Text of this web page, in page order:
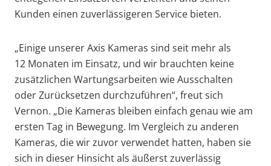
Kunden einen zuverlässigeren Service bieten.
„Einige unserer Axis Kameras sind seit mehr als
12 Monaten im Einsatz, und wir brauchten keine
zusätzlichen Wartungsarbeiten wie Ausschalten
oder Zurücksetzen durchzuführen“, freut sich
Vernon. „Die Kameras bleiben einfach genau wie am
ersten Tag in Bewegung. Im Vergleich zu anderen
Kameras, die wir zuvor verwendet hatten, haben sie
sich in dieser Hinsicht als äußerst zuverlässig